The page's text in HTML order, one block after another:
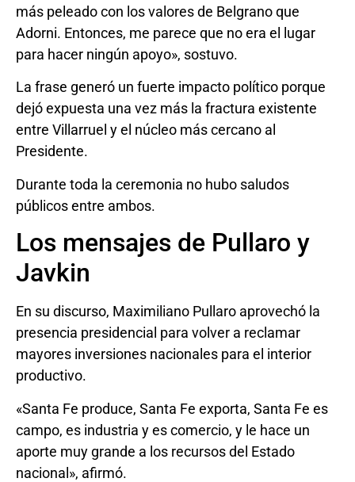
más peleado con los valores de Belgrano que
Adorni. Entonces, me parece que no era el lugar
para hacer ningún apoyo», sostuvo.
La frase generó un fuerte impacto político porque
dejó expuesta una vez más la fractura existente
entre Villarruel y el núcleo más cercano al
Presidente.
Durante toda la ceremonia no hubo saludos
públicos entre ambos.
Los mensajes de Pullaro y
Javkin
En su discurso, Maximiliano Pullaro aprovechó la
presencia presidencial para volver a reclamar
mayores inversiones nacionales para el interior
productivo.
«Santa Fe produce, Santa Fe exporta, Santa Fe es
campo, es industria y es comercio, y le hace un
aporte muy grande a los recursos del Estado
nacional», afirmó.